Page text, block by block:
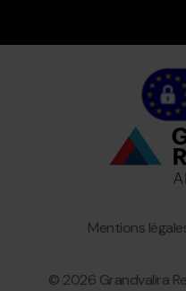
© 2026 Grandvalira
Granvalira
Mentions